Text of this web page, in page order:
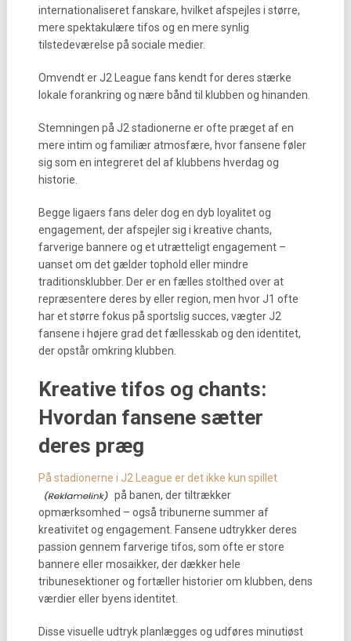
internationaliseret fanskare, hvilket afspejles i større,
mere spektakulære tifos og en mere synlig
tilstedeværelse på sociale medier.
Omvendt er J2 League fans kendt for deres stærke
lokale forankring og nære bånd til klubben og hinanden.
Stemningen på J2 stadionerne er ofte præget af en
mere intim og familiær atmosfære, hvor fansene føler
sig som en integreret del af klubbens hverdag og
historie.
Begge ligaers fans deler dog en dyb loyalitet og
engagement, der afspejler sig i kreative chants,
farverige bannere og et utrætteligt engagement –
uanset om det gælder tophold eller mindre
traditionsklubber. Der er en fælles stolthed over at
repræsentere deres by eller region, men hvor J1 ofte
har et større fokus på sportslig succes, vægter J2
fansene i højere grad det fællesskab og den identitet,
der opstår omkring klubben.
Kreative tifos og chants:
Hvordan fansene sætter
deres præg
På stadionerne i J2 League er det ikke kun spillet
på banen, der tiltrækker
opmærksomhed – også tribunerne summer af
kreativitet og engagement. Fansene udtrykker deres
passion gennem farverige tifos, som ofte er store
bannere eller mosaikker, der dækker hele
tribunesektioner og fortæller historier om klubben, dens
værdier eller byens identitet.
Disse visuelle udtryk planlægges og udføres minutiøst